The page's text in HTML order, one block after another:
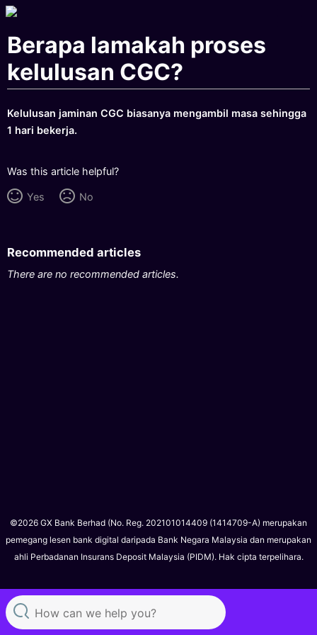
Berapa lamakah proses
kelulusan CGC?
Kelulusan jaminan CGC biasanya mengambil masa sehingga
1 hari bekerja.
Was this article helpful?
Yes No
Recommended articles
There are no recommended articles.
©2026 GX Bank Berhad (No. Reg. 202101014409 (1414709-A) merupakan
pemegang lesen bank digital daripada Bank Negara Malaysia dan merupakan
ahli Perbadanan Insurans Deposit Malaysia (PIDM). Hak cipta terpelihara.